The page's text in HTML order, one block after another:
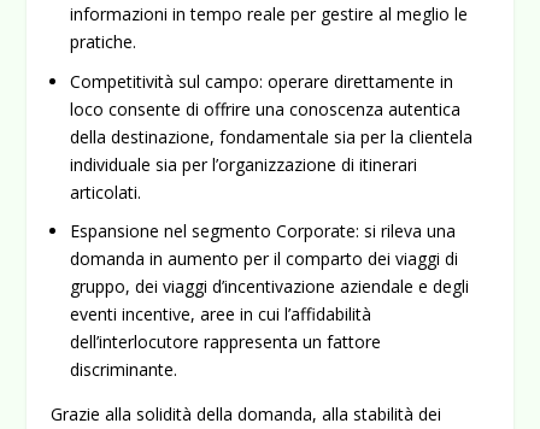
informazioni in tempo reale per gestire al meglio le
pratiche.
Competitività sul campo: operare direttamente in
loco consente di offrire una conoscenza autentica
della destinazione, fondamentale sia per la clientela
individuale sia per l’organizzazione di itinerari
articolati.
Espansione nel segmento Corporate: si rileva una
domanda in aumento per il comparto dei viaggi di
gruppo, dei viaggi d’incentivazione aziendale e degli
eventiincentive, aree in cui l’affidabilità
dell’interlocutore rappresenta un fattore
discriminante.
Grazie alla solidità della domanda, alla stabilità dei